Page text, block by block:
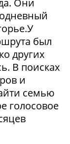
был
других
В поисках
и
семью
голосовое